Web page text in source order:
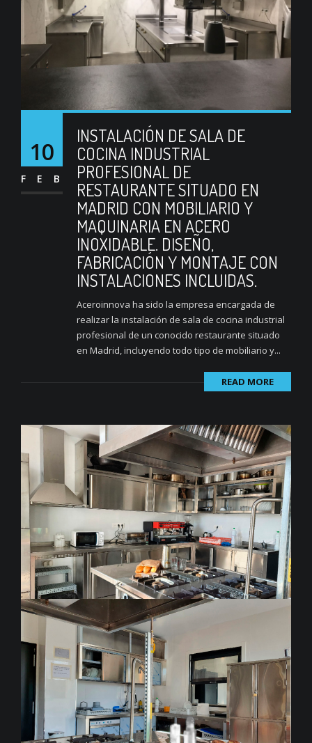
10
FEB
INSTALACIÓN DE SALA DE
COCINA INDUSTRIAL
PROFESIONAL DE
RESTAURANTE SITUADO EN
MADRID CON MOBILIARIO Y
MAQUINARIA EN ACERO
INOXIDABLE. DISEÑO,
FABRICACIÓN Y MONTAJE CON
INSTALACIONES INCLUIDAS.
Aceroinnova ha sido la empresa encargada de
realizar la instalación de sala de cocina industrial
profesional de un conocido restaurante situado
en Madrid, incluyendo todo tipo de mobiliario y...
READ MORE